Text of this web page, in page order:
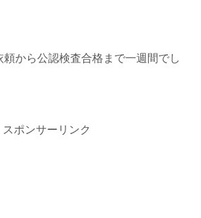
から公認検査合格まで一週間でし
スポンサーリンク